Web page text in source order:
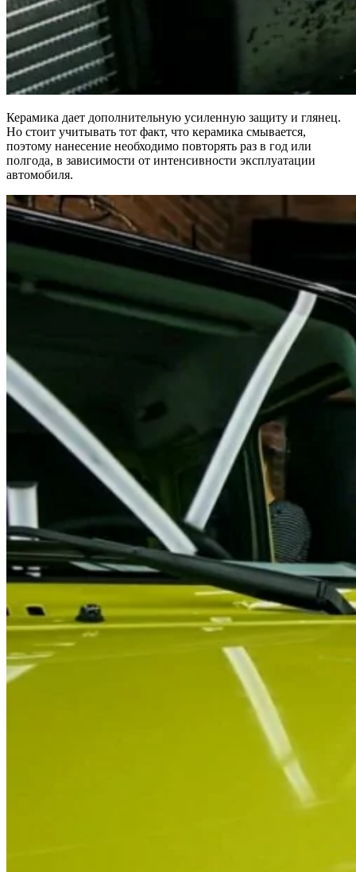
Керамика дает дополнительную усиленную защиту и глянец.
Но стоит учитывать тот факт, что керамика смывается,
поэтому нанесение необходимо повторять раз в год или
полгода, в зависимости от интенсивности эксплуатации
автомобиля.